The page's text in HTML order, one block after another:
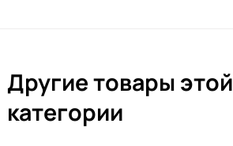
Другие товары этой
категории